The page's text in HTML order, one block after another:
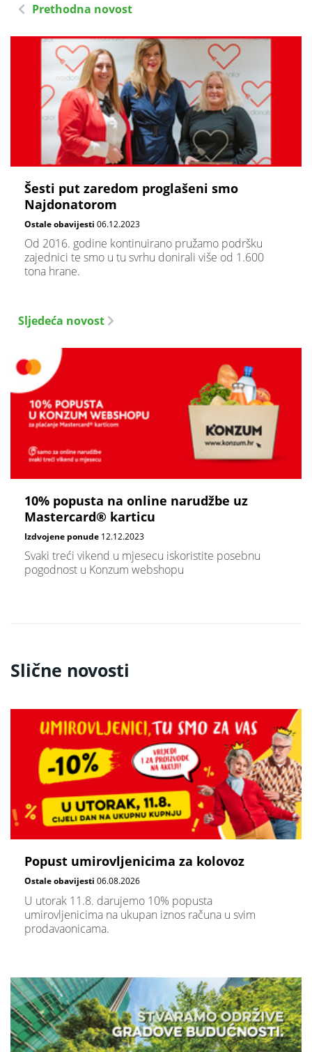
Prethodna novost
Šesti put zaredom proglašeni smo
Najdonatorom
Ostale obavijesti 06.12.2023
Od 2016. godine kontinuirano pružamo podršku
zajednici te smo u tu svrhu donirali više od 1.600
tona hrane.
Sljedeća novost
10% popusta na online narudžbe uz
Mastercard® karticu
Izdvojene ponude 12.12.2023
Svaki treći vikend u mjesecu iskoristite posebnu
pogodnost u Konzum webshopu
Slične novosti
Popust umirovljenicima za kolovoz
Ostale obavijesti 06.08.2026
U utorak 11.8. darujemo 10% popusta
umirovljenicima na ukupan iznos računa u svim
prodavaonicama.